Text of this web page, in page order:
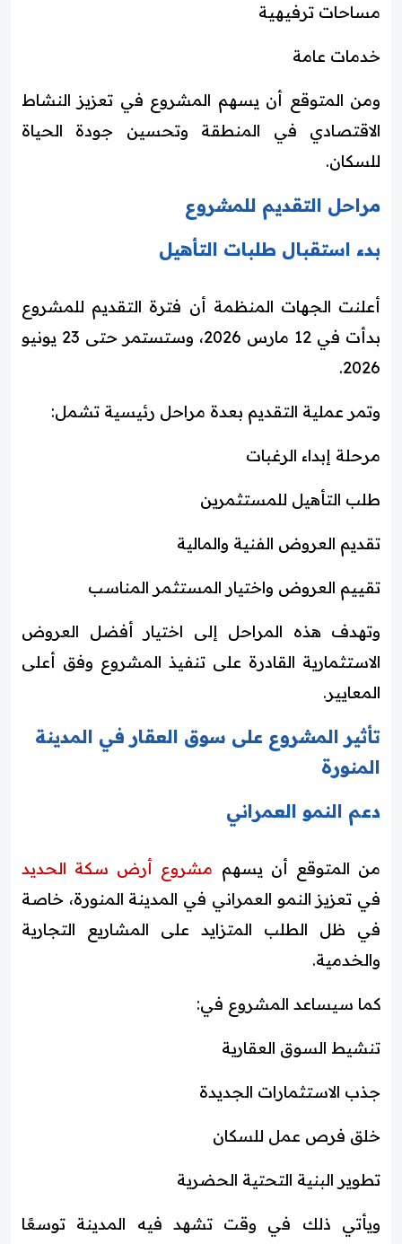
مساحات ترفيهية
خدمات عامة
ومن المتوقع أن يسهم المشروع في تعزيز النشاط
الاقتصادي في المنطقة وتحسين جودة الحياة
للسكان.
مراحل التقديم للمشروع
بدء استقبال طلبات التأهيل
أعلنت الجهات المنظمة أن فترة التقديم للمشروع
بدأت في 12 مارس 2026، وستستمر حتى 23 يونيو
2026.
وتمر عملية التقديم بعدة مراحل رئيسية تشمل:
مرحلة إبداء الرغبات
طلب التأهيل للمستثمرين
تقديم العروض الفنية والمالية
تقييم العروض واختيار المستثمر المناسب
وتهدف هذه المراحل إلى اختيار أفضل العروض
الاستثمارية القادرة على تنفيذ المشروع وفق أعلى
المعايير.
تأثير المشروع على سوق العقار في المدينة
المنورة
دعم النمو العمراني
من المتوقع أن يسهم مشروع أرض سكة الحديد
في تعزيز النمو العمراني في المدينة المنورة، خاصة
في ظل الطلب المتزايد على المشاريع التجارية
والخدمية.
كما سيساعد المشروع في:
تنشيط السوق العقارية
جذب الاستثمارات الجديدة
خلق فرص عمل للسكان
تطوير البنية التحتية الحضرية
ويأتي ذلك في وقت تشهد فيه المدينة توسعًا